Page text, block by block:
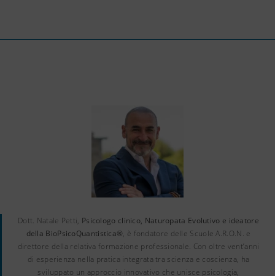
Dott. Natale Petti, Psicologo clinico, Naturopata Evolutivo e ideatore
della BioPsicoQuantistica®, è fondatore delle Scuole A.R.O.N. e
direttore della relativa formazione professionale. Con oltre vent’anni
di esperienza nella pratica integrata tra scienza e coscienza, ha
sviluppato un approccio innovativo che unisce psicologia,